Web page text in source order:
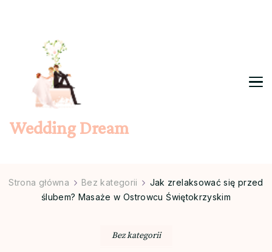
Wedding Dream
Strona główna Bez kategorii
Jak zrelaksować się przed
ślubem? Masaże w Ostrowcu Świętokrzyskim
Bez kategorii